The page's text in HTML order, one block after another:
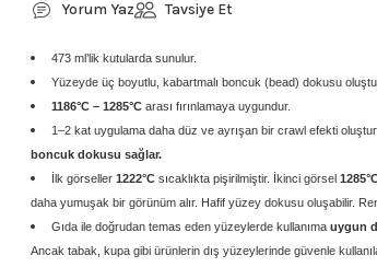
Yorum Yaz Tavsiye Et
473 ml’lik kutularda sunulur.
Yüzeyde üç boyutlu, kabartmalı boncuk (bead) dokusu
1186°C – 1285°C arası fırınlamaya uygundur.
1–2 kat uygulama daha düz ve ayrışan bir crawl efekti
boncuk dokusu sağlar.
İlk görseller 1222°C sıcaklıkta pişirilmiştir. İkinci görsel
daha yumuşak bir görünüm alır. Hafif yüzey dokusu oluşabilir.
Gıda ile doğrudan temas eden yüzeylerde kullanıma uygun
Ancak tabak, kupa gibi ürünlerin dış yüzeylerinde güvenle